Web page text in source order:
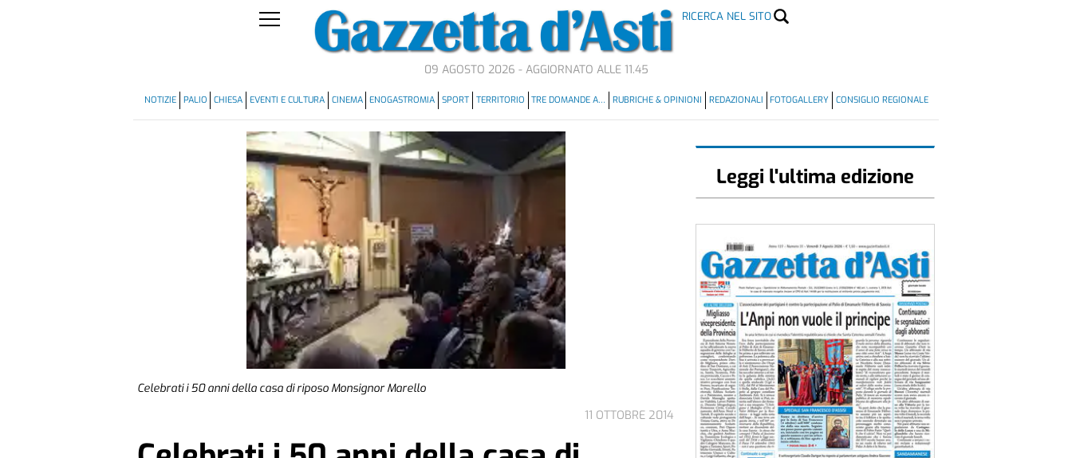
RICERCA NEL SITO
09 AGOSTO 2026 - AGGIORNATO ALLE 11.45
NOTIZIE PALIO CHIESA EVENTI E CULTURA CINEMA ENOGASTROMIA SPORT TERRITORIO TRE DOMANDE A… RUBRICHE & OPINIONI REDAZIONALI FOTOGALLERY CONSIGLIO REGIONALE
Celebrati i 50 anni della casa di riposo Monsignor Marello
11 OTTOBRE 2014
Leggi l'ultima edizione